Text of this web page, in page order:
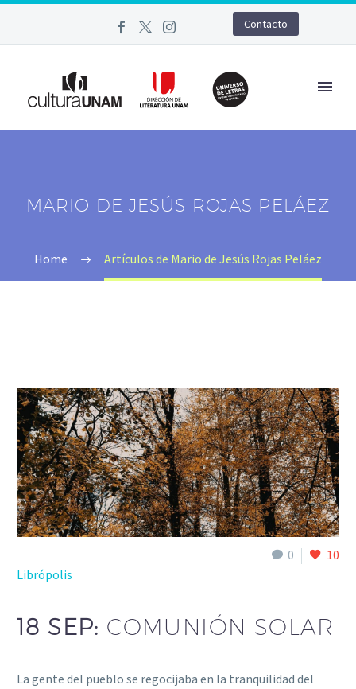
Contacto
MARIO DE JESÚS ROJAS PELÁEZ
Home Artículos de Mario de Jesús Rojas Peláez
0
10
Librópolis
18 SEP: COMUNIÓN SOLAR
La gente del pueblo se regocijaba en la tranquilidad del